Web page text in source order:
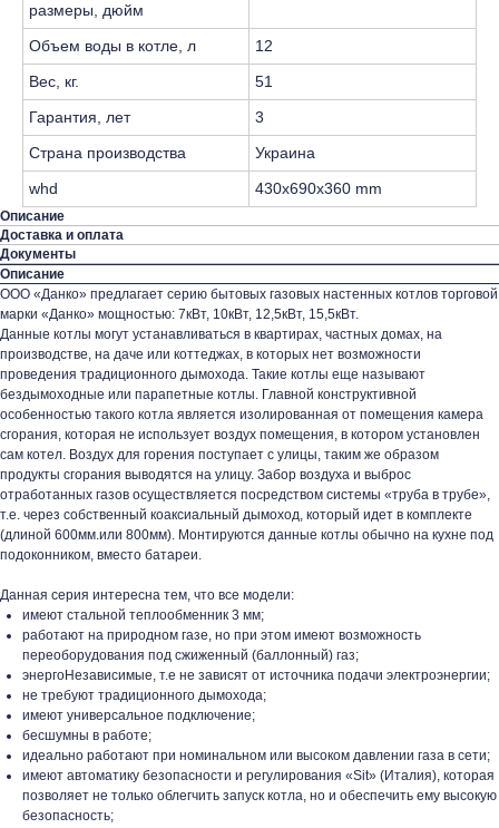
размеры, дюйм
Объем воды в котле, л
12
Вес, кг.
51
Гарантия, лет
3
Страна производства
Украина
whd
430x690x360 mm
Описание
Доставка и оплата
Документы
Описание
ООО «Данко» предлагает серию бытовых газовых настенных котлов торговой
марки «Данко» мощностью: 7кВт, 10кВт, 12,5кВт, 15,5кВт.
Данные котлы могут устанавливаться в квартирах, частных домах, на
производстве, на даче или коттеджах, в которых нет возможности
проведения традиционного дымохода. Такие котлы еще называют
бездымоходные или парапетные котлы. Главной конструктивной
особенностью такого котла является изолированная от помещения камера
сгорания, которая не использует воздух помещения, в котором установлен
сам котел. Воздух для горения поступает с улицы, таким же образом
продукты сгорания выводятся на улицу. Забор воздуха и выброс
отработанных газов осуществляется посредством системы «труба в трубе»,
т.е. через собственный коаксиальный дымоход, который идет в комплекте
(длиной 600мм.или 800мм). Монтируются данные котлы обычно на кухне под
подоконником, вместо батареи.
Данная серия интересна тем, что все модели:
имеют стальной теплообменник 3 мм;
работают на природном газе, но при этом имеют возможность
переоборудования под сжиженный (баллонный) газ;
энергоНезависимые, т.е не зависят от источника подачи электроэнергии;
не требуют традиционного дымохода;
имеют универсальное подключение;
бесшумны в работе;
идеально работают при номинальном или высоком давлении газа в сети;
имеют автоматику безопасности и регулирования «Sit» (Италия), которая
позволяет не только облегчить запуск котла, но и обеспечить ему высокую
безопасность;